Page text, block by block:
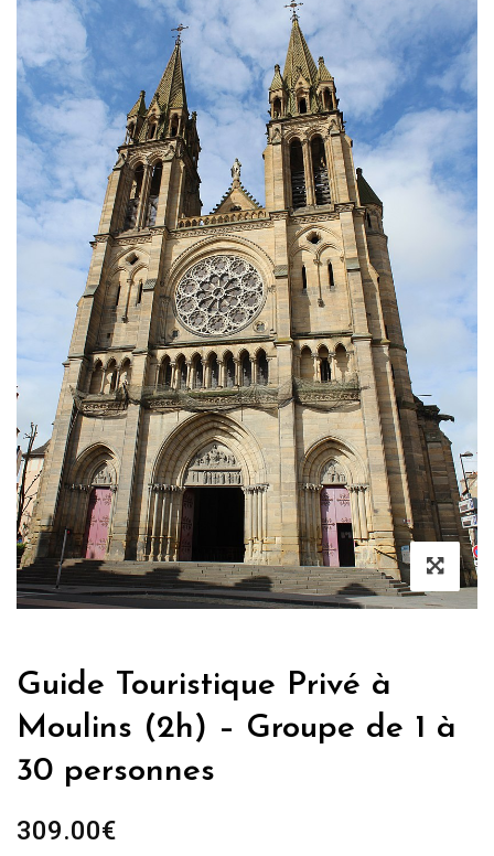
Guide Touristique Privé à
Moulins (2h) – Groupe de 1 à
30 personnes
309.00€